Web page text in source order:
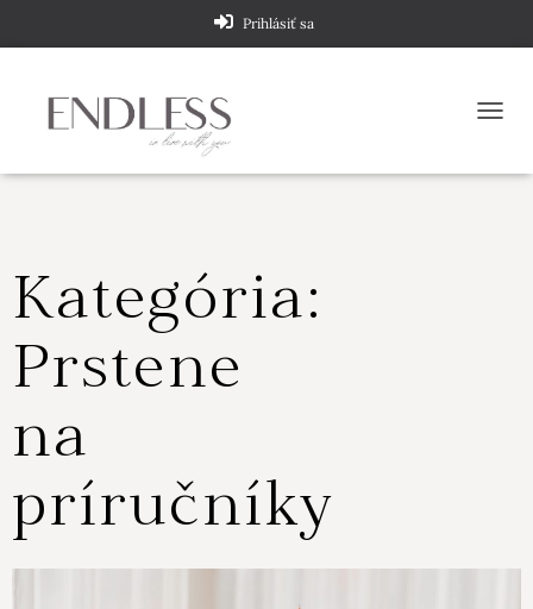
Prihlásiť sa
Kategória:
Prstene
na
príručníky